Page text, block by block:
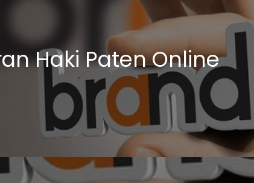
Haki Paten Online